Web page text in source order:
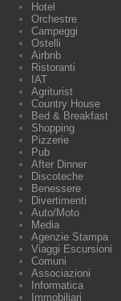
Hotel
Orchestre
Campeggi
Ostelli
Airbnb
Ristoranti
IAT
Agriturist
Country House
Bed & Breakfast
Shopping
Pizzerie
Pub
After Dinner
Discoteche
Benessere
Divertimenti
Auto/Moto
Media
Agenzie Stampa
Viaggi Escursioni
Comuni
Associazioni
Informatica
Immobiliari